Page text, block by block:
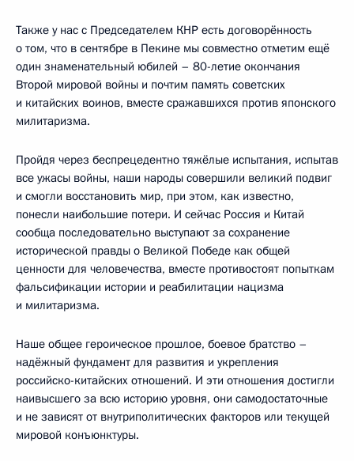
Также у нас с Председателем КНР есть договорённость
о том, что в сентябре в Пекине мы совместно отметим ещё
один знаменательный юбилей – 80-летие окончания
Второй мировой войны и почтим память советских
и китайских воинов, вместе сражавшихся против японского
милитаризма.
Пройдя через беспрецедентно тяжёлые испытания, испытав
все ужасы войны, наши народы совершили великий подвиг
и смогли восстановить мир, при этом, как известно,
понесли наибольшие потери. И сейчас Россия и Китай
сообща последовательно выступают за сохранение
исторической правды о Великой Победе как общей
ценности для человечества, вместе противостоят попыткам
фальсификации истории и реабилитации нацизма
и милитаризма.
Наше общее героическое прошлое, боевое братство –
надёжный фундамент для развития и укрепления
российско-китайских отношений. И эти отношения достигли
наивысшего за всю историю уровня, они самодостаточные
и не зависят от внутриполитических факторов или текущей
мировой конъюнктуры.